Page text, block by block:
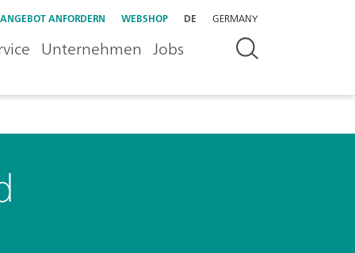
ANGEBOT ANFORDERN WEBSHOP DE GERMANY
Unternehmen Jobs